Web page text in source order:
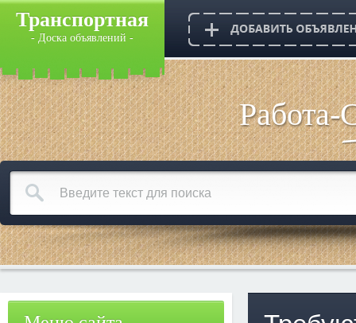
Транспортная
- Доска объявлений -